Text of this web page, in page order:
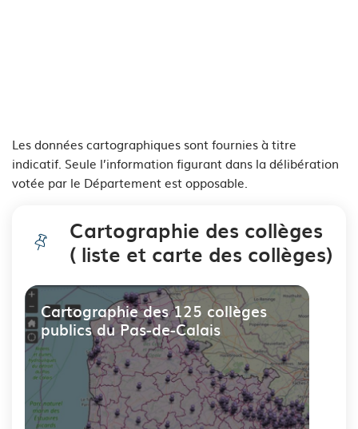
Les données cartographiques sont fournies à titre
indicatif. Seule l’information figurant dans la délibération
votée par le Département est opposable.
Cartographie des collèges
( liste et carte des collèges)
Cartographie des 125 collèges
publics du Pas-de-Calais